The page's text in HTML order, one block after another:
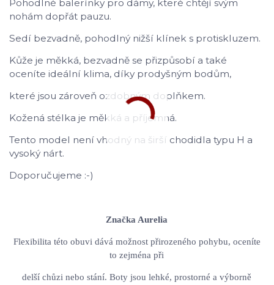
Pohodlné balerínky pro dámy, které chtějí svým
nohám dopřát pauzu.
Sedí bezvadně, pohodlný nižší klínek s protiskluzem.
Kůže je měkká, bezvadně se přizpůsobí a také
oceníte ideální klima, díky prodyšným bodům,
které jsou zároveň ozdobným doplňkem.
Kožená stélka je měkká a příjemná.
Tento model není vhodný na širší chodidla typu H a
vysoký nárt.
Doporučujeme :-)
Značka Aurelia
Flexibilita této obuvi dává možnost přirozeného pohybu, oceníte
to zejména při
delší chůzi nebo stání. Boty jsou lehké, prostorné a výborně